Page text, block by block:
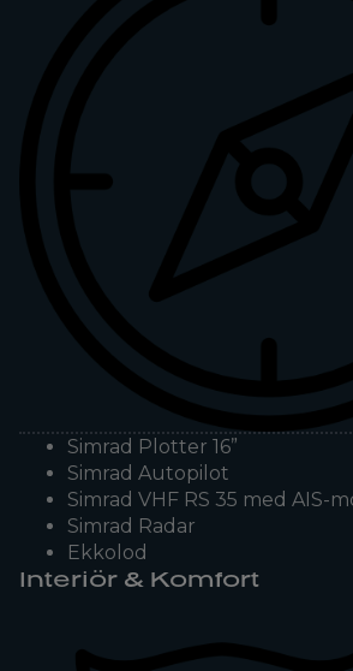
Simrad Plotter 16”
Simrad Autopilot
Simrad VHF RS 35 med AIS-
Simrad Radar
Ekkolod
Interiör & Komfort